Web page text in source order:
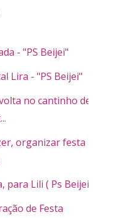
- "PS Beijei"
Lira - "PS Beijei"
no cantinho de
organizar festa
para Lili ( Ps Beijei)
de Festa